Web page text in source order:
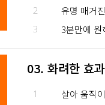
2 유명 매거
3 3분만에 원
03. 화려한 효과
1 살아 움직